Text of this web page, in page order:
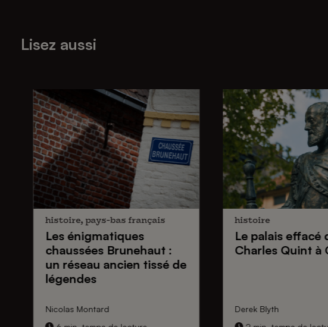
Lisez aussi
histoire, pays-bas français
Les énigmatiques
chaussées Brunehaut:
un réseau ancien tissé de
légendes
Nicolas Montard
histoire
Le palais effacé
Charles Quintà
Derek Blyth